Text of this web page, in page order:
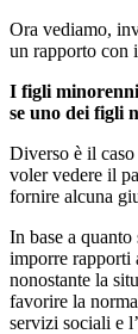
Ora vediamo,
un rapporto con
I figli
se uno dei figli
Diverso è il
voler vedere il
fornire alcuna
In base a
imporre rapporti
nonostante la
favorire la
servizi sociali e